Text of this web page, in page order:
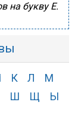
на букву Е.
К Л
М
Ш Щ
Ы